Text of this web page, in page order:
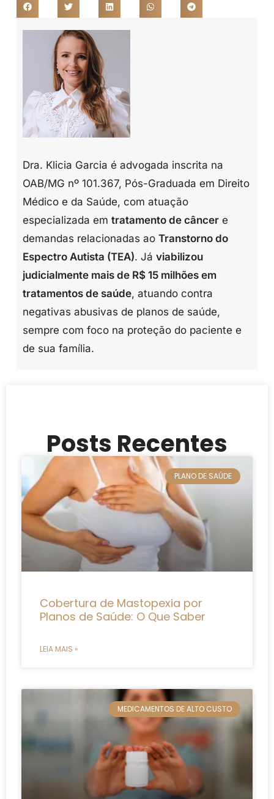
Dra. Klicia Garcia é advogada inscrita na
OAB/MG nº 101.367, Pós-Graduada em Direito
Médico e da Saúde, com atuação
especializada em tratamento de câncer e
demandas relacionadas ao Transtorno do
Espectro Autista (TEA). Já viabilizou
judicialmente mais de R$ 15 milhões em
tratamentos de saúde, atuando contra
negativas abusivas de planos de saúde,
sempre com foco na proteção do paciente e
de sua família.
Posts Recentes
PLANO DE SAÚDE
Cobertura de Mastopexia por
Planos de Saúde: O Que Saber
LEIA MAIS »
MEDICAMENTOS DE ALTO CUSTO